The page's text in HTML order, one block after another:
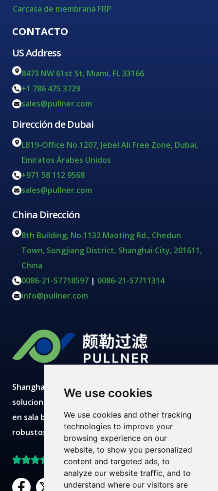
We use cookies
We use cookies and other tracking
technologies to improve your
browsing experience on our
website, to show you personalized
content and targeted ads, to
analyze our website traffic, and to
understand where our visitors are
Shanghai Pullner desarrolla, fabrica y suministra
soluciones avanzadas de filtración con producción
en sala blanca, laboratorios modernos, equipos
robustos y equipos técnicos expertos.
Mejor valorado en Trustpilot
F L Y
Carcasa de membrana FRP
CONTACTO
US Address
8473 NW 61st St, Miami, FL 33166
+1 786 475 3729
sales@pullner.com
Dirección de Dubai
LB19-Office No.1207, Jebel Ali Free Zone, Dubai,
Emiratos Árabes Unidos
+971 58 112 9568
sales@pullner.com
China Dirección
8th Building, No.1132 Maoting Rd., Chedun
Town, Songjiang District, Shanghai City, 201611,
China
0086-21-57718597 | 0086-21-57711314
info@pullner.com